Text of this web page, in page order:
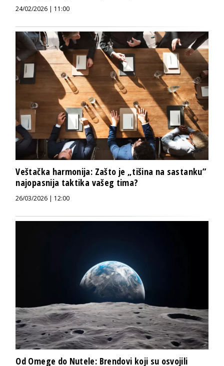
24/02/2026 | 11:00
Veštačka harmonija: Zašto je „tišina na sastanku”
najopasnija taktika vašeg tima?
26/03/2026 | 12:00
Od Omege do Nutele: Brendovi koji su osvojili